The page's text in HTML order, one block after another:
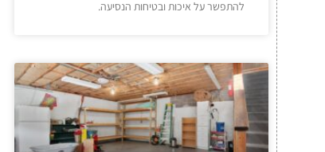
להתפשר על איכות ובטיחות הנסיעה.